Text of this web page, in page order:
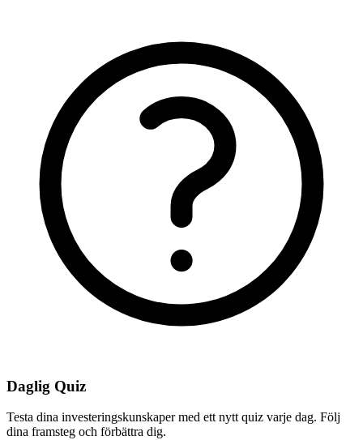
Daglig Quiz
Testa dina investeringskunskaper med ett nytt quiz varje dag. Följ
dina framsteg och förbättra dig.